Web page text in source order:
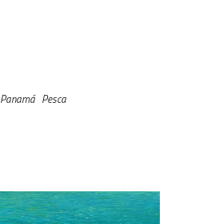
Panamá Pesca